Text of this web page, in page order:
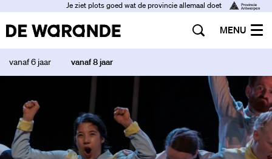
Je ziet plots goed wat de provincie allemaal doet
MENU
vanaf 6 jaar vanaf 8 jaar